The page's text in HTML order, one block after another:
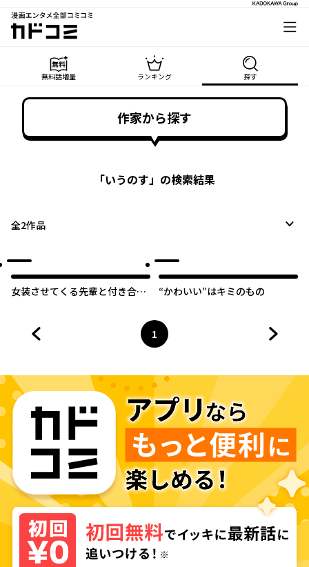
漫画エンタメ全部コミコミ
カドコミ
無料話増量 ランキング 探す
作家から探す
「いうのす」の検索結果
全2作品
女装させてくる先輩と付き合う
“かわいい”はキミのもの
ページ
1
へ